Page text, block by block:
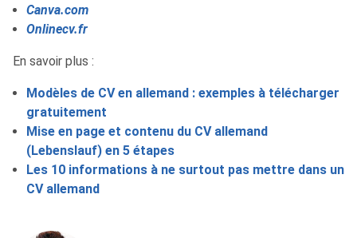
Canva.com
Onlinecv.fr
En savoir plus :
Modèles de CV en allemand : exemples à télécharger
gratuitement
Mise en page et contenu du CV allemand
(Lebenslauf) en 5 étapes
Les 10 informations à ne surtout pas mettre dans un
CV allemand